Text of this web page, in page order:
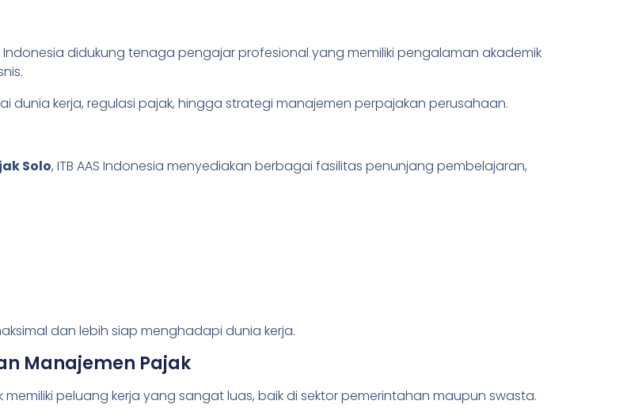
Indonesia didukung tenaga pengajar profesional yang memiliki pengalaman akademik
kerja, regulasi pajak, hingga strategi manajemen perpajakan perusahaan.
Solo, ITB AAS Indonesia menyediakan berbagai fasilitas penunjang pembelajaran,
dan lebih siap menghadapi dunia kerja.
Manajemen Pajak
memiliki peluang kerja yang sangat luas, baik di sektor pemerintahan maupun swasta.